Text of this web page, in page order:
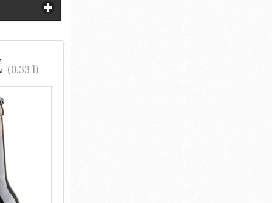
(0.33 l)